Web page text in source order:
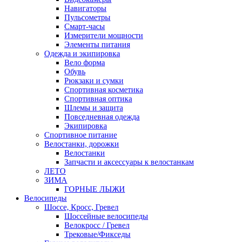
Навигаторы
Пульсометры
Смарт-часы
Измерители мощности
Элементы питания
Одежда и экипировка
Вело форма
Обувь
Рюкзаки и сумки
Спортивная косметика
Спортивная оптика
Шлемы и защита
Повседневная одежда
Экипировка
Спортивное питание
Велостанки, дорожки
Велостанки
Запчасти и аксессуары к велостанкам
ЛЕТО
ЗИМА
ГОРНЫЕ ЛЫЖИ
Велосипеды
Шоссе, Кросс, Гревел
Шоссейные велосипеды
Велокросс / Гревел
Трековые/Фикседы